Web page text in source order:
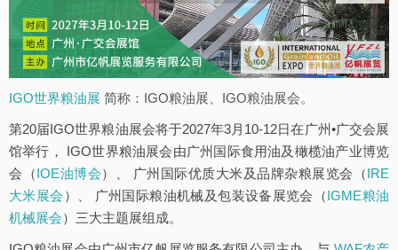
IGO世界粮油展 简称：IGO粮油展、IGO粮油展会。
第20届IGO世界粮油展会将于2027年3月10-12日在广州•广交会展
馆举行， IGO世界粮油展会由广州国际食用油及橄榄油产业博览
会（IOE油博会）、 广州国际优质大米及品牌杂粮展览会（IRE
大米展会 ）、 广州国际粮油机械及包装设备展览会（IGME粮油
机械展会）三大主题展组成。